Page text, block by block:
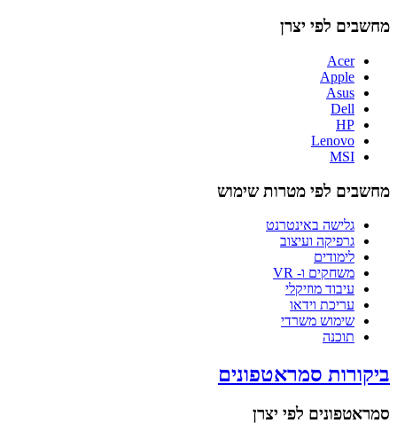
מחשבים לפי יצרן
Acer
Apple
Asus
Dell
HP
Lenovo
MSI
מחשבים לפי מטרות שימוש
גלישה באינטרנט
גרפיקה ועיצוב
לימודים
משחקים ו- VR
עיבוד מוזיקלי
עריכת וידאו
שימוש משרדי
תוכנה
ביקורות סמראטפונים
סמראטפונים לפי יצרן